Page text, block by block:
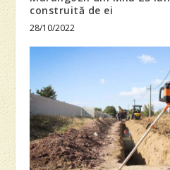
construită de ei
28/10/2022